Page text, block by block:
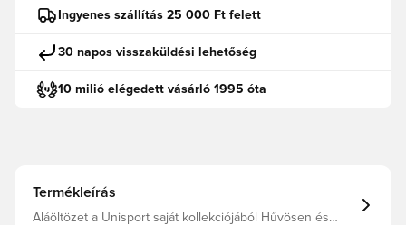
Ingyenes szállítás 25 000 Ft felett
30 napos visszaküldési lehetőség
10 milió elégedett vásárló 1995 óta
Termékleírás
Aláöltözet a Unisport saját kollekciójából Hűvösen és